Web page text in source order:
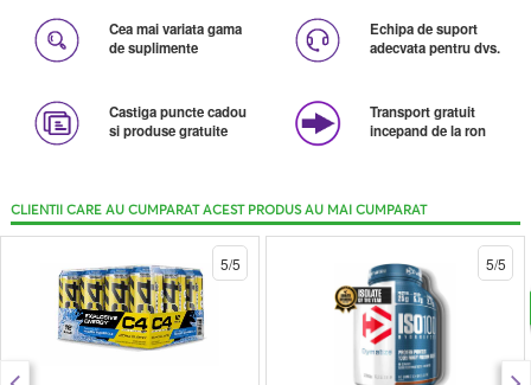
Cea mai variata gama
de suplimente
Echipa de suport
adecvata pentru dvs.
Castiga puncte cadou
si produse gratuite
Transport gratuit
incepand de la ron
CLIENTII CARE AU CUMPARAT ACEST PRODUS AU MAI CUMPARAT
5/5 5/5